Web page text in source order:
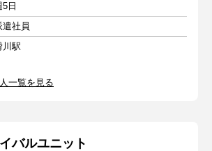
5日
遣社員
川駅
一覧を見る
バルユニット